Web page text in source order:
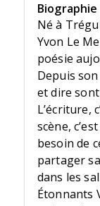
Né à
Yvon Le
poésie
Depuis
et dire
L’écriture,
scène,
besoin de
partager
dans les
Étonnants